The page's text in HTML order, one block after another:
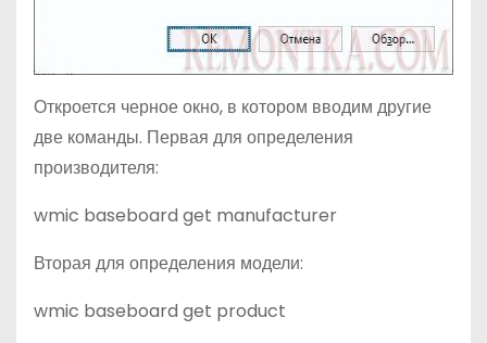
Откроется черное окно, в котором вводим другие
две команды. Первая для определения
производителя:
wmic baseboard get manufacturer
Вторая для определения модели:
wmic baseboard get product